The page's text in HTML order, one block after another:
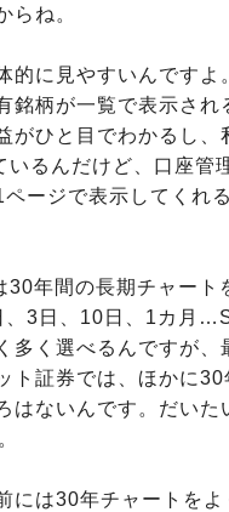
らね。
に見やすいんですよ
銘柄が一覧で表示され
がひと目でわかるし、
るんだけど、口座管
ージで表示してくれ
30年間の長期チャート
、3日、10日、1カ月
多く選べるんですが、
ト証券では、ほかに30
はないんです。だいた
は30年チャートをよ